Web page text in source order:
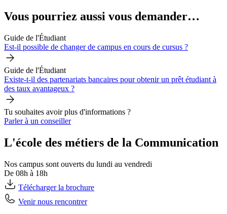
Vous pourriez aussi vous demander…
Guide de l'Étudiant
Est-il possible de changer de campus en cours de cursus ?
Guide de l'Étudiant
Existe-t-il des partenariats bancaires pour obtenir un prêt étudiant à
des taux avantageux ?
Tu souhaites avoir plus d'informations ?
Parler à un conseiller
L'école des métiers de la Communication
Nos campus sont ouverts du lundi au vendredi
De 08h à 18h
Télécharger la brochure
Venir nous rencontrer